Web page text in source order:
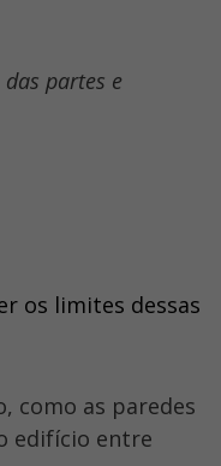
partes e
os limites dessas
edifício entre